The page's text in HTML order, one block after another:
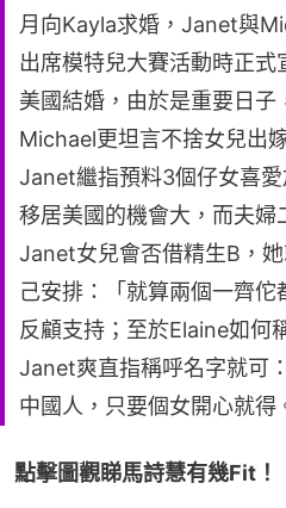
月向Kayla求婚，Janet與
出席模特兒大賽活動時正
美國結婚，由於是重要日子
Michael更坦言不捨女兒出
Janet繼指預料3個仔女喜
移居美國的機會大，而夫
Janet女兒會否借精生B，
己安排：「就算兩個一齊
反顧支持；至於Elaine如何
Janet爽直指稱呼名字就可
中國人，只要個女開心就得
點擊圖觀睇馬詩慧有幾Fit！